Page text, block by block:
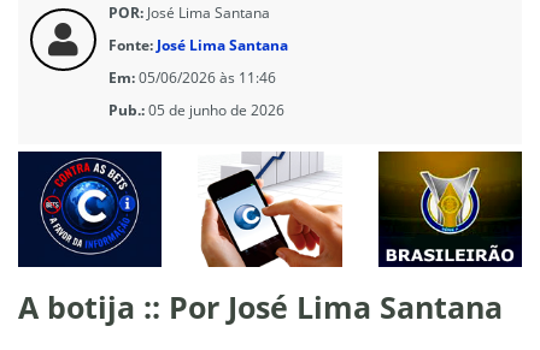
POR: José Lima Santana
Fonte: José Lima Santana
Em:05/06/2026 às 11:46
Pub.:05 de junho de 2026
A botija :: Por José Lima Santana